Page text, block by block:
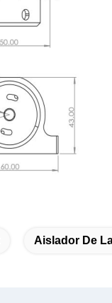
Aislador De